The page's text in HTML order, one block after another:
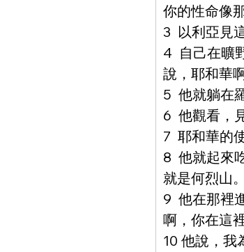
你的性命像
3  以利亞見
4  自己在曠
說，耶和華
5  他就躺在
6  他觀看，
7  耶和華的
8  他就起來
就是何烈山。
9  他在那裡
啊，你在這
10 他說，我